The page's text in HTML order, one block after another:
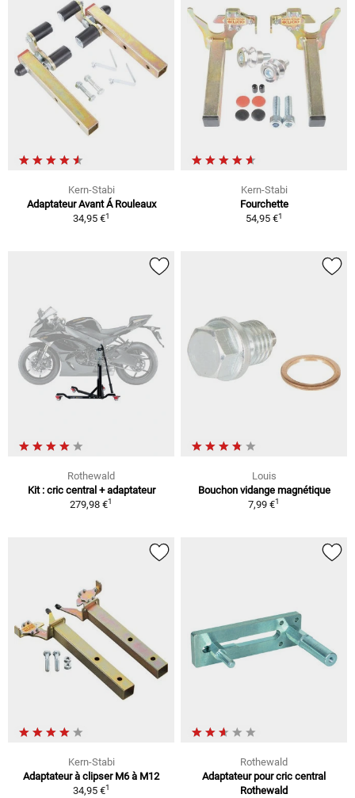
Kern-Stabi
Adaptateur Avant Á Rouleaux
34,95 €1
Kern-Stabi
Fourchette
54,95 €1
Rothewald
Kit : cric central + adaptateur
279,98 €1
Louis
Bouchon vidange magnétique
7,99 €1
Kern-Stabi
Adaptateur à clipser M6 à M12
34,95 €1
Rothewald
Adaptateur pour cric central
Rothewald